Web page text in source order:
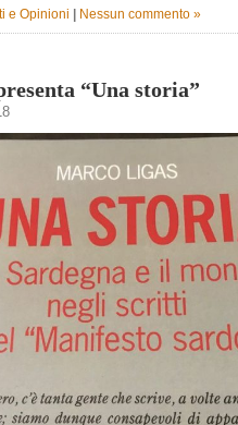
e Opinioni | Nessun commento »
“Una storia”